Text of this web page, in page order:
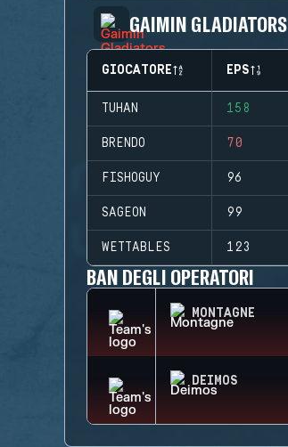
GAIMIN GLADIATORS
GIOCATORE EPS
TUHAN 158
BRENDO 70
FISHOGUY 96
SAGEON 99
WETTABLES 123
BAN DEGLI OPERATORI
MONTAGNE
DEIMOS